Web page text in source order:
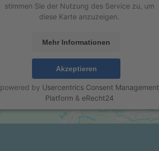
stimmen Sie der Nutzung des Service zu, um
diese Karte anzuzeigen.
Mehr Informationen
Akzeptieren
powered by Usercentrics Consent Management
Platform & eRecht24